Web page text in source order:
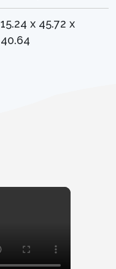
15.24 x 45.72 x
40.64